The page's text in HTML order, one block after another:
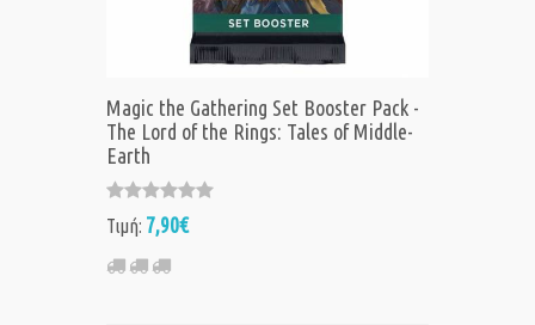
Magic the Gathering Set Booster Pack -
The Lord of the Rings: Tales of Middle-
Earth
Τιμή: 7,90€